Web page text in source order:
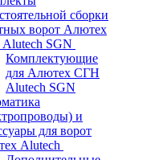
сборки
ворот Алютех
SGN
Комплектующие
для Алютех СГН
Alutech SGN
и
для ворот
Alutech